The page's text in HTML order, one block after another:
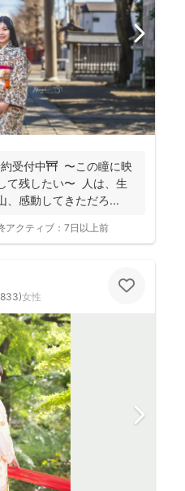
受付中⛩️ 〜この瞳に映
て残したい〜 人は、生
、感動してきただろ...
アクティブ： 7日以上前
833)女性